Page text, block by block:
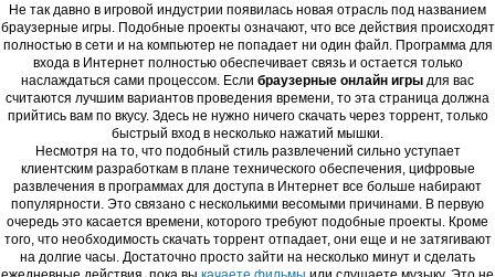
Не так давно в игровой индустрии появилась новая отрасль под названием
браузерные игры. Подобные проекты означают, что все действия происходят
полностью в сети и на компьютер не попадает ни один файл. Программа для
входа в Интернет полностью обеспечивает связь и остается только
наслаждаться сами процессом. Если браузерные онлайн игры для вас
считаются лучшим вариантов проведения времени, то эта страница должна
прийтись вам по вкусу. Здесь не нужно ничего скачать через торрент, только
быстрый вход в несколько нажатий мышки.
Несмотря на то, что подобный стиль развлечений сильно уступает
клиентским разработкам в плане технического обеспечения, цифровые
развлечения в программах для доступа в Интернет все больше набирают
популярности. Это связано с несколькими весомыми причинами. В первую
очередь это касается времени, которого требуют подобные проекты. Кроме
того, что необходимость скачать торрент отпадает, они еще и не затягивают
на долгие часы. Достаточно просто зайти на несколько минут и сделать